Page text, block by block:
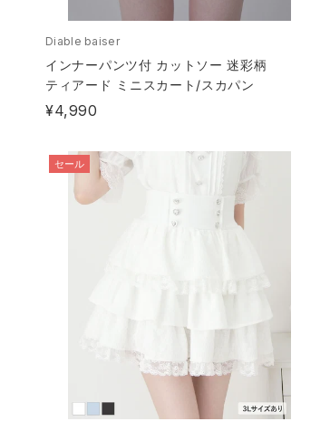
Diable baiser
インナーパンツ付 カットソー 迷彩柄
ティアード ミニスカート/スカパン
¥4,990
セール